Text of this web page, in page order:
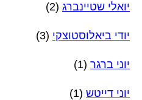
יואלי שטיינברג (2)
יודי ביאלוסטוצקי (3)
יוני ברגר (1)
יוני דייטש (1)